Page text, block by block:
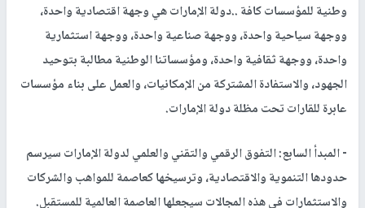
وطنية للمؤسسات كافة ..دولة الإمارات هي وجهة اقتصادية واحدة،
ووجهة سياحية واحدة، ووجهة صناعية واحدة، ووجهة استثمارية
واحدة، ووجهة ثقافية واحدة، ومؤسساتنا الوطنية مطالبة بتوحيد
الجهود، والاستفادة المشتركة من الإمكانيات، والعمل على بناء مؤسسات
عابرة للقارات تحت مظلة دولة الإمارات.
- المبدأ السابع: التفوق الرقمي والتقني والعلمي لدولة الإمارات سيرسم
حدودها التنموية والاقتصادية، وترسيخها كعاصمة للمواهب والشركات
والاستثمارات في هذه المجالات سيجعلها العاصمة العالمية للمستقبل.